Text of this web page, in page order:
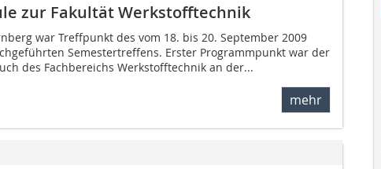
zur Fakultät Werkstofftechnik
war Treffpunkt des vom 18. bis 20. September 2009
Semestertreffens. Erster Programmpunkt war der
des Fachbereichs Werkstofftechnik an der...
mehr